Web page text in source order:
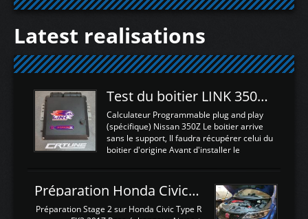
Latest realisations
Test du boitier LINK 350Z Plugin ECU
Calculateur Programmable plug and play
(spécifique) Nissan 350Z Le boitier arrive
sans le support, Il faudra récupérer celui du
boitier d'origine Avant d'installer le
d'envoyer l'information de la large bande
dans le boitier. sydney sweeney deepfake
La sortie 0-5V de l'afr sera connectée sur
Préparation Honda Civic Type R FK2
Préparation Stage 2 sur Honda Civic Type R